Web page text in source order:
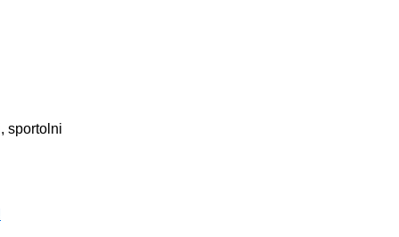
sportolni